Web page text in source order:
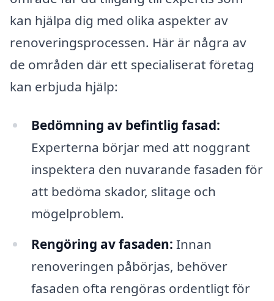
kan hjälpa dig med olika aspekter av
renoveringsprocessen. Här är några av
de områden där ett specialiserat företag
kan erbjuda hjälp:
Bedömning av befintlig fasad:
Experterna börjar med att noggrant
inspektera den nuvarande fasaden för
att bedöma skador, slitage och
mögelproblem.
Rengöring av fasaden: Innan
renoveringen påbörjas, behöver
fasaden ofta rengöras ordentligt för